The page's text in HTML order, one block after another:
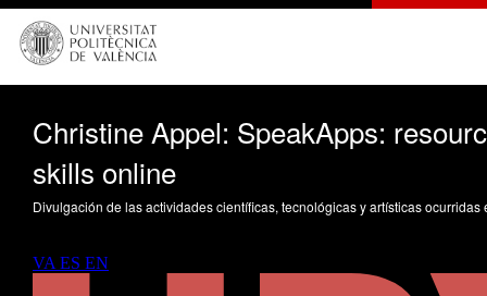
Christine Appel: SpeakApps:
skills online
Divulgación de las actividades científicas, tecnológicas y artísticas ocurridas